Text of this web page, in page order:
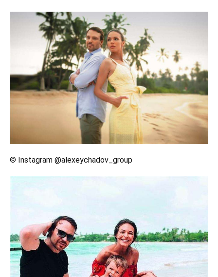
© Instagram @alexeychadov_group